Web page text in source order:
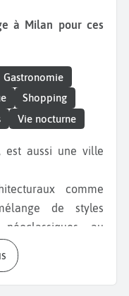
Gastronomie
Shopping
Vie nocturne
comme
de styles
au
magnifique vue
imposant édifice de
beau parc, qui